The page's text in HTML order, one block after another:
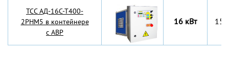
TCC АД-16С-Т400-
2РНМ5 в контейнере
с АВР
16 кВт